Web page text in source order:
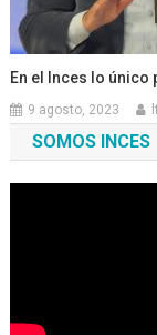
En el Inces lo único
9 agosto, 2023
SOMOS INCES